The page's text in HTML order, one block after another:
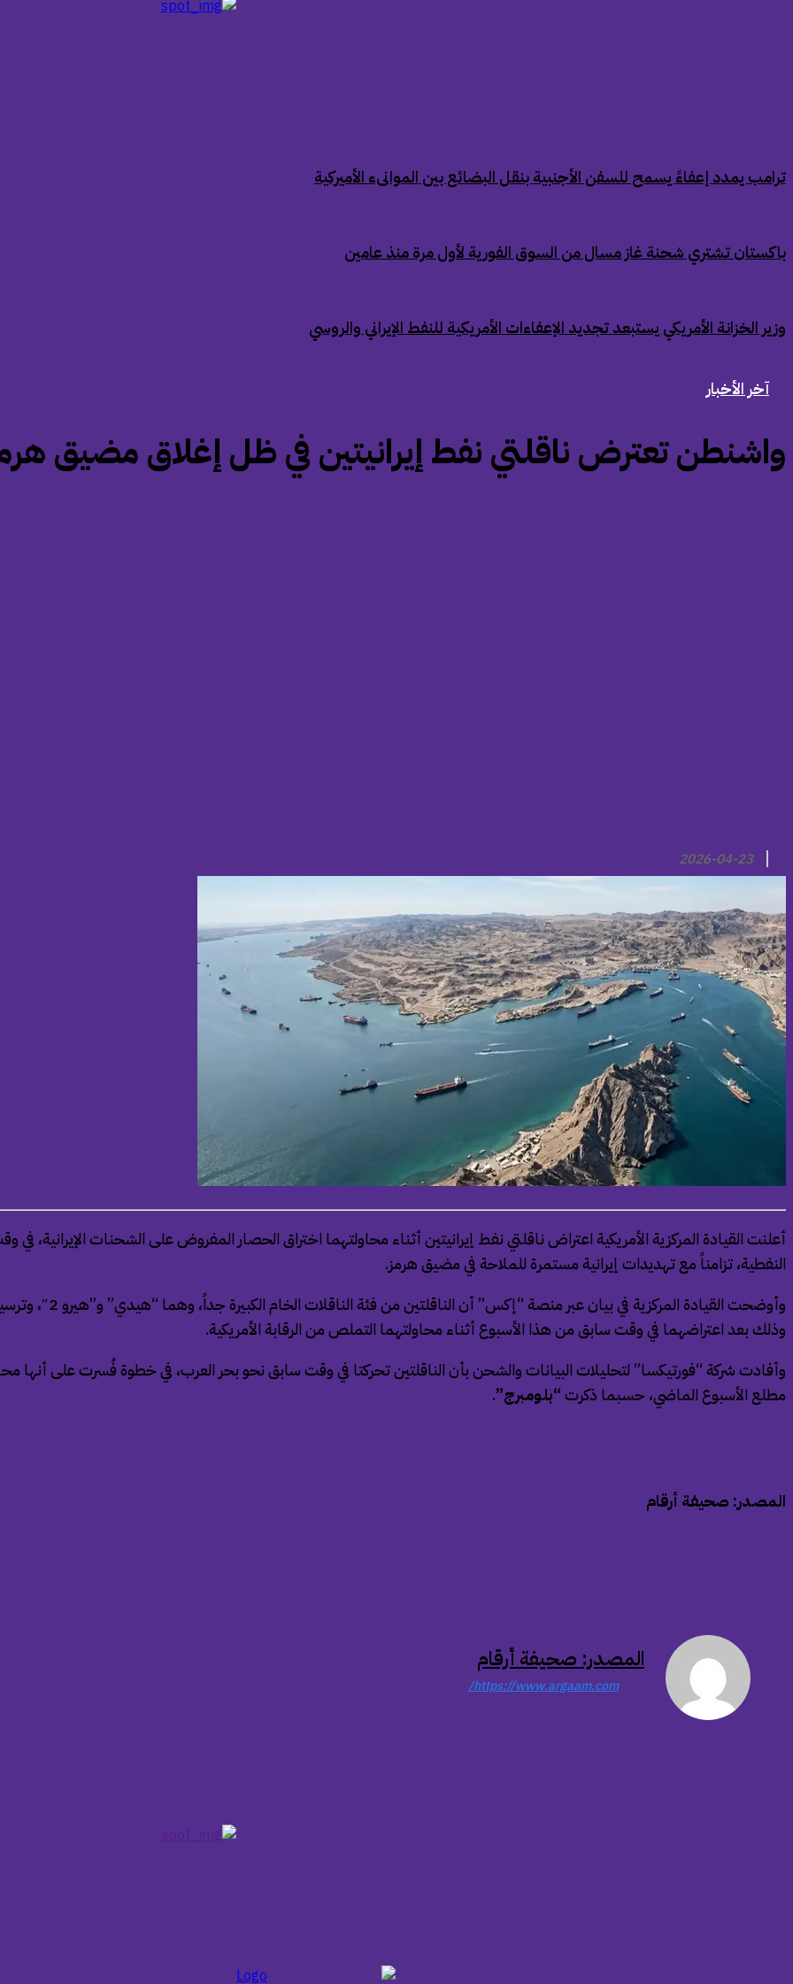
‏ترامب يمدد إعفاءً يسمح للسفن الأجنبية بنقل البضائع بين الموانىء الأميركية
‏باكستان تشتري شحنة غاز مسال من السوق الفورية لأول مرة منذ عامين
‏وزير الخزانة الأمريكي يستبعد تجديد الإعفاءات الأمريكية للنفط الإيراني والروسي
آخر الأخبار
‏واشنطن تعترض ناقلتي نفط إيرانيتين في ظل إغلاق مضيق
2026-04-23
أعلنت القيادة المركزية الأمريكية اعتراض ناقلتي نفط إيرانيتين أثناء محاولتهما اختراق الحصار المفروض على الشحنات
النفطية، تزامناً مع تهديدات إيرانية مستمرة للملاحة في مضيق هرمز.
وأوضحت القيادة
وذلك بعد اعتراضهما في وقت سابق من هذا الأسبوع أثناء محاولتهما التملص من الرقابة الأمريكية.
وأفادت شركة “فورتيكسا” لتحليلات البيانات والشحن بأن الناقلتين تحركتا في وقت سابق نحو بحر العرب، في خطوة فُسرت على أنها
مطلع الأسبوع الماضي، حسبما ذكرت“بلومبرج”.
المصدر: صحيفة أرقام
المصدر: صحيفة أرقام
https://www.argaam.com/